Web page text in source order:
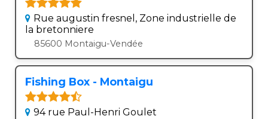
Rue augustin fresnel, Zone industrielle de
la bretonniere
85600 Montaigu-Vendée
Fishing Box - Montaigu
94 rue Paul-Henri Goulet